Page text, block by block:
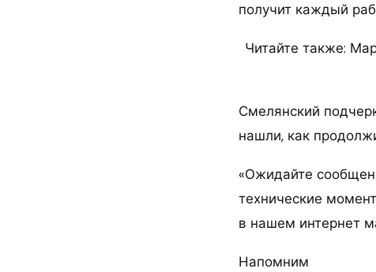
получит каждый
Читайте также:
Смелянский
нашли, как
«Ожидайте
технические
в нашем интернет
Напомним